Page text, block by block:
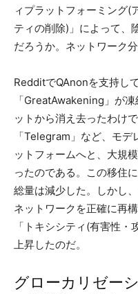
ィプラットフォーミング(
ティの削除)」によって、
だろうか。ネットワーク
RedditでQAnonを支持し
「GreatAwakening」が
ットから消え去ったわけ
「Telegram」など、モ
ットフォームへと、大規
ったのである。この移住
総量は減少した。しかし
ネットワークを正確に再
「トキシシティ(有害性
上昇したのだ。
グローカリゼー